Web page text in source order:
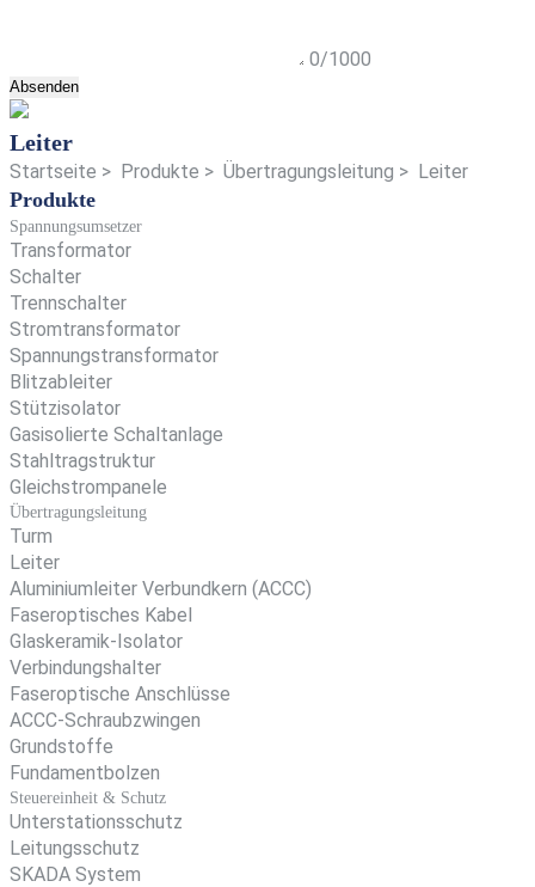
0/1000
Absenden
Leiter
Startseite > Produkte > Übertragungsleitung > Leiter
Produkte
Spannungsumsetzer
Transformator
Schalter
Trennschalter
Stromtransformator
Spannungstransformator
Blitzableiter
Stützisolator
Gasisolierte Schaltanlage
Stahltragstruktur
Gleichstrompanele
Übertragungsleitung
Turm
Leiter
Aluminiumleiter Verbundkern (ACCC)
Faseroptisches Kabel
Glaskeramik-Isolator
Verbindungshalter
Faseroptische Anschlüsse
ACCC-Schraubzwingen
Grundstoffe
Fundamentbolzen
Steuereinheit & Schutz
Unterstationsschutz
Leitungsschutz
SKADA System